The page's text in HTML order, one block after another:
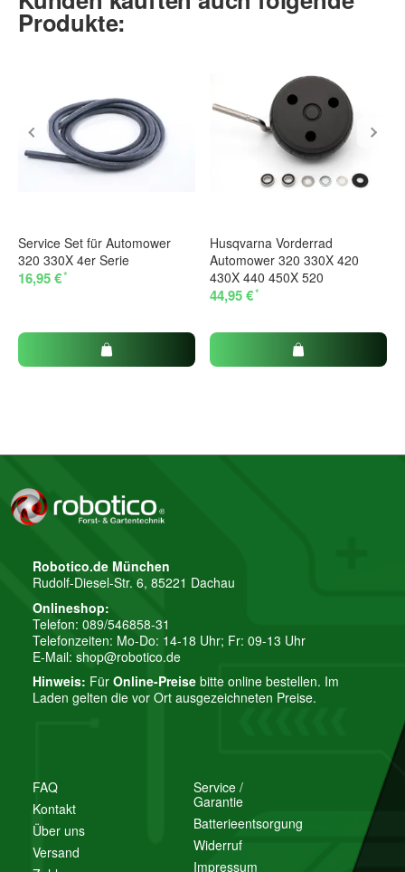
Produkte:
Service Set für Automower
320 330X 4er Serie
16,95 €*
Husqvarna Vorderrad
Automower 320 330X 420
430X 440 450X 520
44,95 €*
FAQ
Kontakt
Über uns
Versand
Service /
Garantie
Batterieentsorgung
Widerruf
Impressum
Robotico.de München
Rudolf-Diesel-Str. 6, 85221 Dachau
Onlineshop:
Telefon: 089/546858-31
Telefonzeiten: Mo-Do: 14-18 Uhr; Fr: 09-13 Uhr
E-Mail: shop@robotico.de
Hinweis: Für Online-Preise bitte online bestellen. Im
Laden gelten die vor Ort ausgezeichneten Preise.